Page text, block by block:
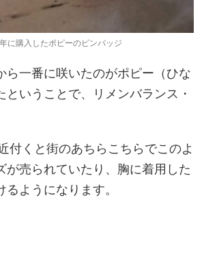
に購入したポピーのピンバッジ
ら一番に咲いたのがポピー（ひな
ということで、リメンバランス・
付くと街のあちらこちらでこのよ
が売られていたり、胸に着用した
ようになります。